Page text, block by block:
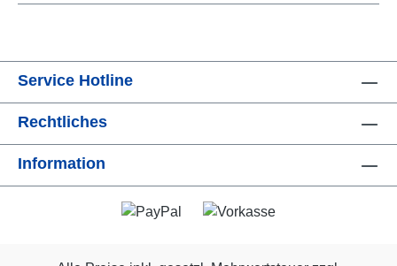
Service Hotline
Rechtliches
Information